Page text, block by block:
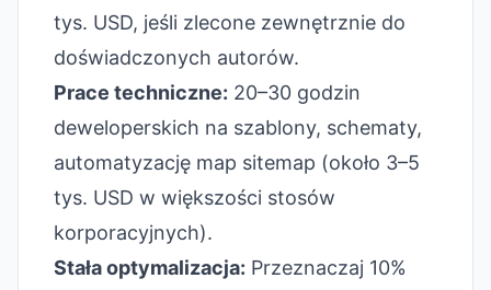
tys. USD, jeśli zlecone zewnętrznie do
doświadczonych autorów.
Prace techniczne: 20–30 godzin
deweloperskich na szablony, schematy,
automatyzację map sitemap (około 3–5
tys. USD w większości stosów
korporacyjnych).
Stała optymalizacja: Przeznaczaj 10%